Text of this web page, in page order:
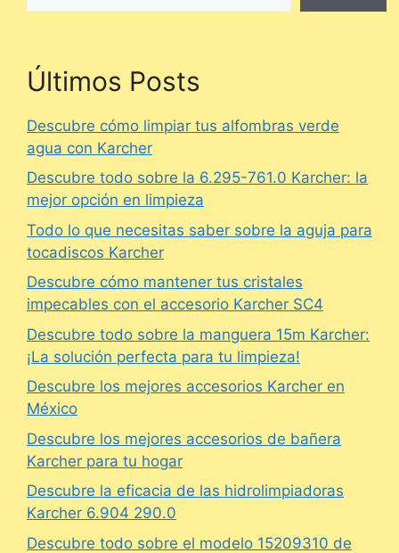
Últimos Posts
Descubre cómo limpiar tus alfombras verde
agua con Karcher
Descubre todo sobre la 6.295-761.0 Karcher: la
mejor opción en limpieza
Todo lo que necesitas saber sobre la aguja para
tocadiscos Karcher
Descubre cómo mantener tus cristales
impecables con el accesorio Karcher SC4
Descubre todo sobre la manguera 15m Karcher:
¡La solución perfecta para tu limpieza!
Descubre los mejores accesorios Karcher en
México
Descubre los mejores accesorios de bañera
Karcher para tu hogar
Descubre la eficacia de las hidrolimpiadoras
Karcher 6.904 290.0
Descubre todo sobre el modelo 15209310 de